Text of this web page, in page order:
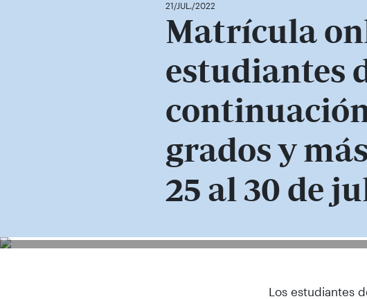
21/JUL./2022
Matrícula
estudiantes
grados y
25 al 30 de
Los estudiantes